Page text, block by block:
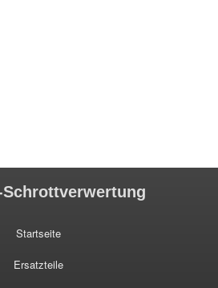
Schrottverwertung
Startseite
Ersatzteile